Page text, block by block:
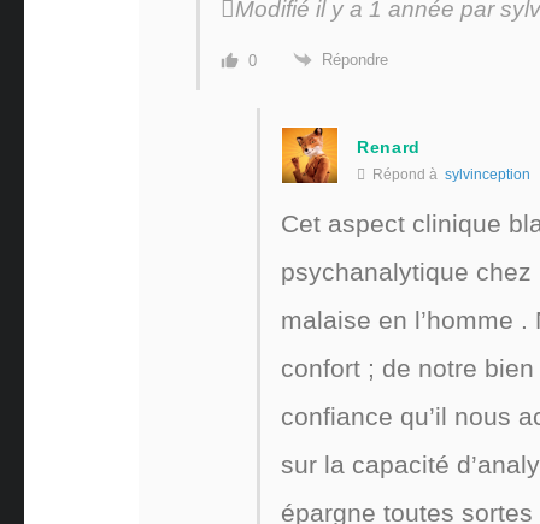
Modifié il y a 1 année par
0 Répondre
Renard
Répond à sylvinception
Cet aspect clinique
psychanalytique chez
malaise en l’homme
confort ; de notre
confiance qu’il nous
sur la capacité
épargne toutes